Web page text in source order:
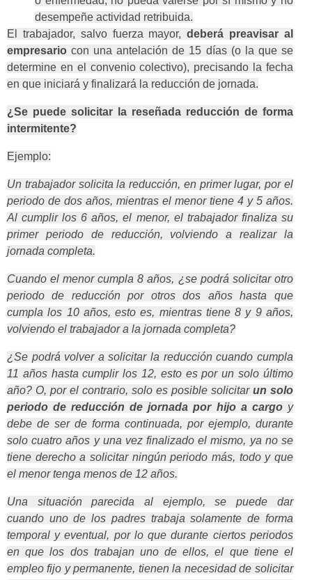
desempeñe actividad retribuida.
El trabajador, salvo fuerza mayor,deberá preavisar al
empresario con una antelación de 15 días (o la que se
determine en el convenio colectivo), precisando la fecha
en que iniciará y finalizará la reducción de jornada.
¿Se puede solicitar la reseñada reducción de forma
intermitente?
Ejemplo:
Un trabajador solicita la reducción, en primer lugar, por el
periodo de dos años, mientras el menor tiene 4 y 5 años.
Al cumplir los 6 años, el menor, el trabajador finaliza su
primer periodo de reducción, volviendo a realizar la
jornada completa.
Cuando el menor cumpla 8 años, ¿se podrá solicitar otro
periodo de reducción por otros dos años hasta que
cumpla los 10 años, esto es, mientras tiene 8 y 9 años,
volviendo el trabajador a la jornada completa?
¿Se podrá volver a solicitar la reducción cuando cumpla
11 años hasta cumplir los 12, esto es por un solo último
año? O, por el contrario, solo es posible solicitar un solo
periodo de reducción de jornada por hijo a cargo y
debe de ser de forma continuada, por ejemplo, durante
solo cuatro años y una vez finalizado el mismo, ya no se
tiene derecho a solicitar ningún periodo más, todo y que
el menor tenga menos de 12 años.
Una situación parecida al ejemplo, se puede dar
cuando uno de los padres trabaja solamente de forma
temporal y eventual, por lo que durante ciertos periodos
en que los dos trabajan uno de ellos, el que tiene el
empleo fijo y permanente, tienen la necesidad de solicitar